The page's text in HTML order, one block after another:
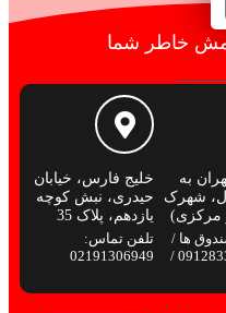
خاطر شما
تهران به
شهرک
مرکزی)
ها /
تلفن تماس: 09128334148 /
خلیج فارس، خیابان
حیدری، نبش کوچه
یازدهم، پلاک 35
تلفن تماس:
02191306949